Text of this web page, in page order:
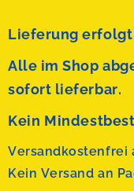
Lieferung
Alle im Shop
sofort lieferbar.
Kein
Versandkostenfrei
Kein Versand an